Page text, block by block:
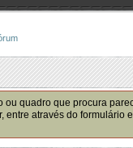
ou quadro que procura
entre através do formulário